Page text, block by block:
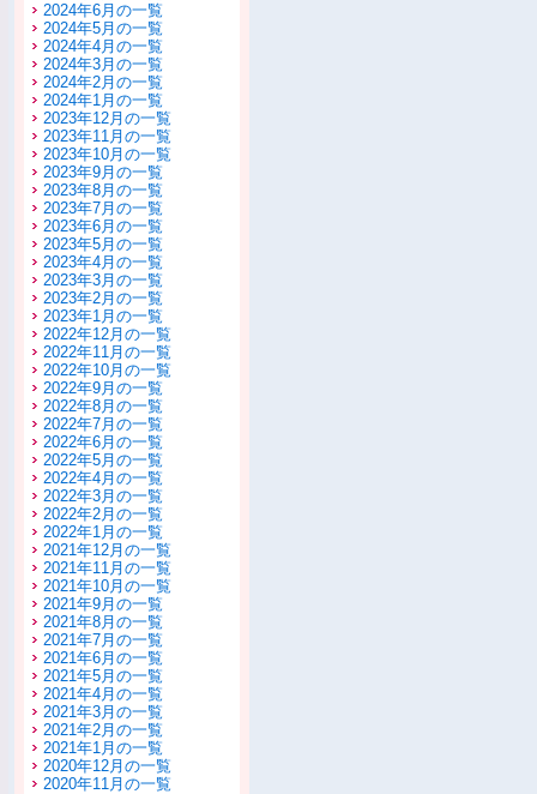
2024年6月の一覧
2024年5月の一覧
2024年4月の一覧
2024年3月の一覧
2024年2月の一覧
2024年1月の一覧
2023年12月の一覧
2023年11月の一覧
2023年10月の一覧
2023年9月の一覧
2023年8月の一覧
2023年7月の一覧
2023年6月の一覧
2023年5月の一覧
2023年4月の一覧
2023年3月の一覧
2023年2月の一覧
2023年1月の一覧
2022年12月の一覧
2022年11月の一覧
2022年10月の一覧
2022年9月の一覧
2022年8月の一覧
2022年7月の一覧
2022年6月の一覧
2022年5月の一覧
2022年4月の一覧
2022年3月の一覧
2022年2月の一覧
2022年1月の一覧
2021年12月の一覧
2021年11月の一覧
2021年10月の一覧
2021年9月の一覧
2021年8月の一覧
2021年7月の一覧
2021年6月の一覧
2021年5月の一覧
2021年4月の一覧
2021年3月の一覧
2021年2月の一覧
2021年1月の一覧
2020年12月の一覧
2020年11月の一覧